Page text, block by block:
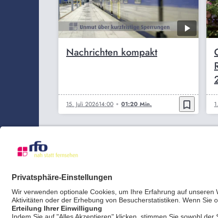
Nachrichten kompakt
15. Juli 202614:00 01:20 Min. bookmark_border